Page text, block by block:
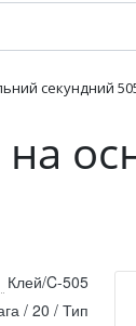
секундний
Клей/C-505
/ 20 / Тип